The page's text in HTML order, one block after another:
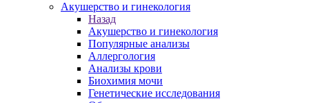
Акушерство и гинекология
Назад
Акушерство и гинекология
Популярные анализы
Аллергология
Анализы крови
Биохимия мочи
Генетические исследования